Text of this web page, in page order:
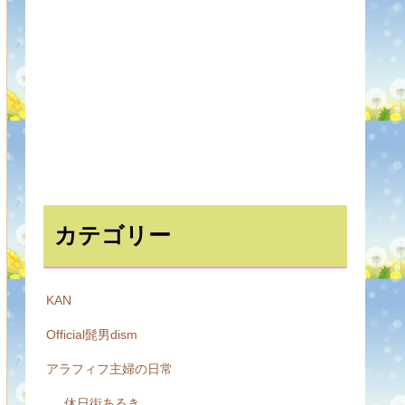
カテゴリー
KAN
Official髭男dism
アラフィフ主婦の日常